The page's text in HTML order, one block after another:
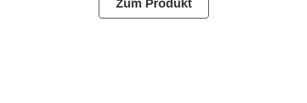
Zum Produkt